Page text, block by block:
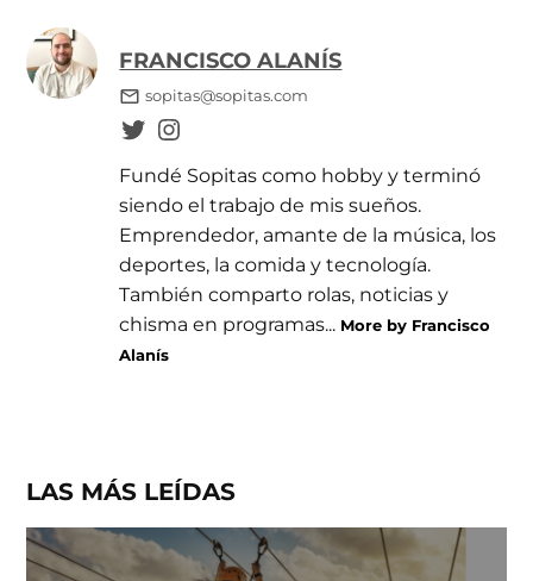
FRANCISCO ALANÍS
sopitas@sopitas.com
Fundé Sopitas como hobby y terminó
siendo el trabajo de mis sueños.
Emprendedor, amante de la música, los
deportes, la comida y tecnología.
También comparto rolas, noticias y
chisma en programas... More by Francisco
Alanís
LAS MÁS LEÍDAS